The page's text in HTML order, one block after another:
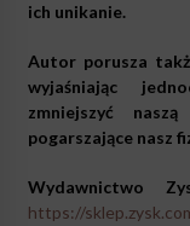
ich unikanie.
Autor porusza
wyjaśniając
zmniejszyć
pogarszające nasz
Wydawnictwo
https://